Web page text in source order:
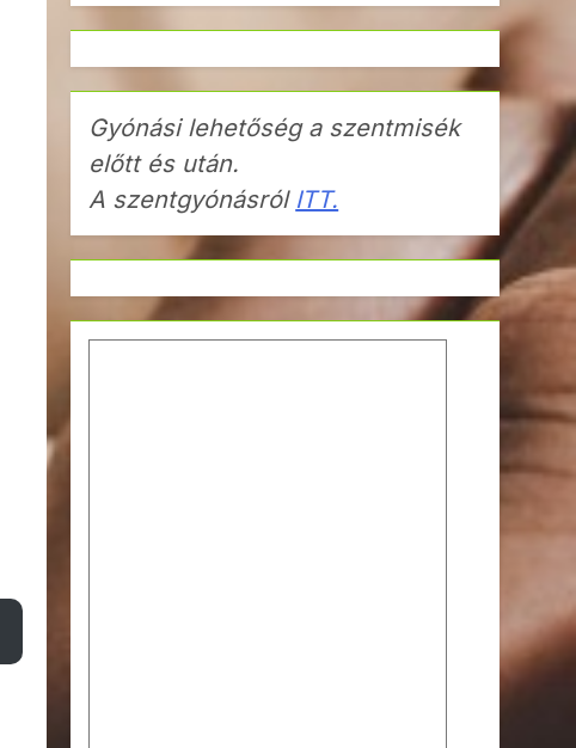
Gyónási lehetőség a szentmisék
előtt és után.
A szentgyónásról ITT.